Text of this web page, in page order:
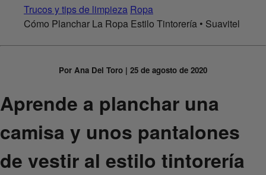
Trucos y tips de limpieza Ropa
Cómo Planchar La Ropa Estilo Tintorería • Suavitel
Por Ana Del Toro | 25 de agosto de 2020
Aprende a planchar una
camisa y unos pantalones
de vestir al estilo tintorería